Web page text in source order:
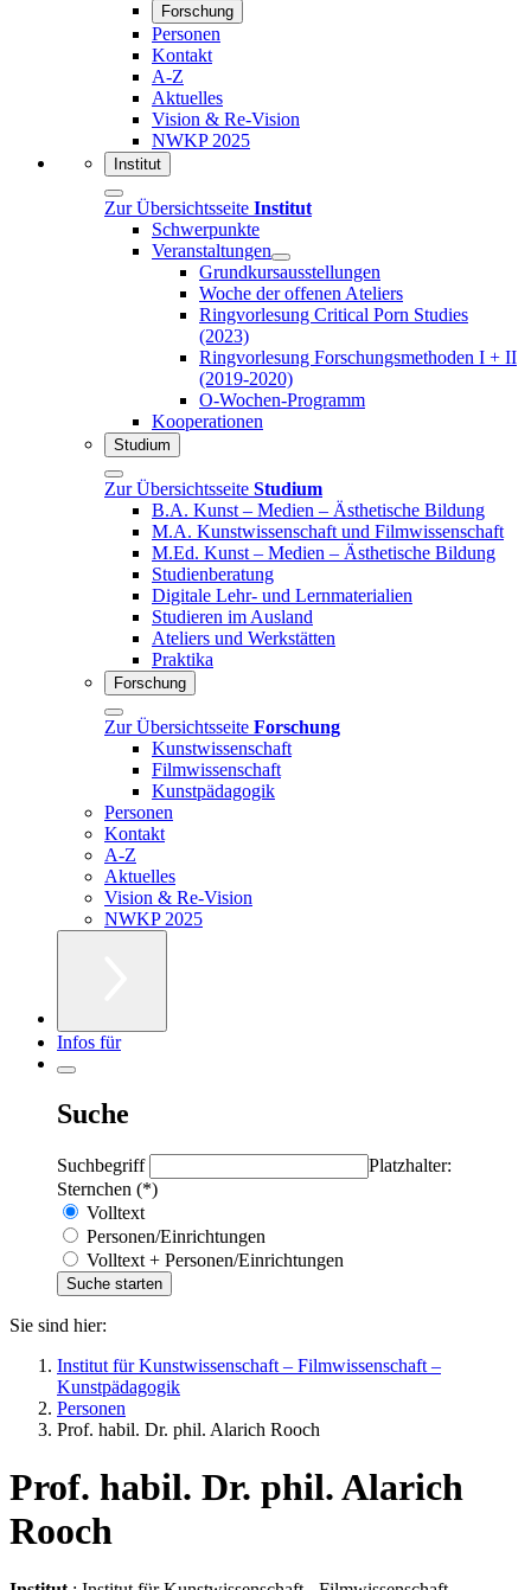
Forschung
Personen
Kontakt
A-Z
Aktuelles
Vision & Re-Vision
NWKP 2025
Institut
Zur Übersichtsseite Institut
Schwerpunkte
Veranstaltungen
Grundkursausstellungen
Woche der offenen Ateliers
Ringvorlesung Critical Porn Studies
(2023)
Ringvorlesung Forschungsmethoden I + II
(2019-2020)
O-Wochen-Programm
Kooperationen
Studium
Zur Übersichtsseite Studium
B.A. Kunst – Medien – Ästhetische Bildung
M.A. Kunstwissenschaft und Filmwissenschaft
M.Ed. Kunst – Medien – Ästhetische Bildung
Studienberatung
Digitale Lehr- und Lernmaterialien
Studieren im Ausland
Ateliers und Werkstätten
Praktika
Forschung
Zur Übersichtsseite Forschung
Kunstwissenschaft
Filmwissenschaft
Kunstpädagogik
Personen
Kontakt
A-Z
Aktuelles
Vision & Re-Vision
NWKP 2025
Infos für
Suche
Suchbegriff
Platzhalter:
Sternchen (*)
Volltext
Personen/Einrichtungen
Volltext + Personen/Einrichtungen
Sie sind hier:
Institut für Kunstwissenschaft – Filmwissenschaft –
Kunstpädagogik
Personen
Prof. habil. Dr. phil. Alarich Rooch
Prof. habil. Dr. phil. Alarich
Rooch